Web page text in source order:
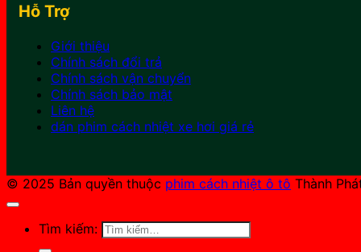
Hỗ Trợ
Giới thiệu
Chính sách đổi trả
Chính sách vận chuyển
Chính sách bảo mật
Liên hệ
dán phim cách nhiệt xe hơi giá rẻ
© 2025 Bản quyền thuộc phim cách nhiệt ô tô Thành
Tìm kiếm: